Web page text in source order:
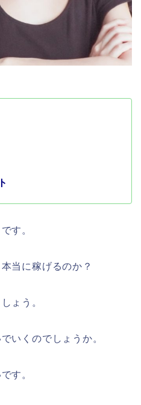
す。
当に稼げるのか？
ょう。
いくのでしょうか。
す。